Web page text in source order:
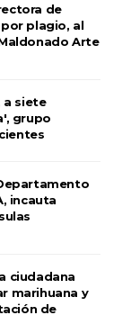
de
plagio, al
Arte
a siete
grupo
incauta
ciudadana
marihuana y
de